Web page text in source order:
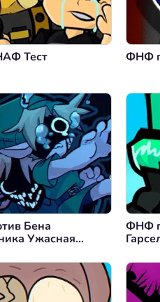
Тест ФНФ
Бена
Ужасная
ФНФ